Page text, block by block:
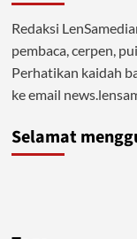
?
Redaksi
pembaca, cerpen,
Perhatikan kaidah
ke email
Selamat